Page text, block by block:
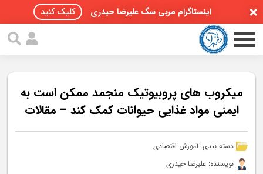
اینستاگرام مربی سگ علیرضا حیدری کلیک کنید
صفحه اصلی
مقالات سگ ها
میکروب های پروبیوتیک منجمد ممکن است به
ایمنی مواد غذایی حیوانات کمک کند – مقالات
دسته بندی:آموزش اقتصادی
نویسنده: علیرضا حیدری